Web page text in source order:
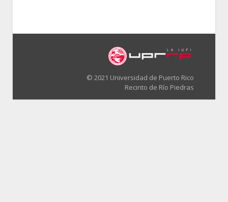
© 2021 Universidad de Puerto Rico
Recinto de Río Piedras